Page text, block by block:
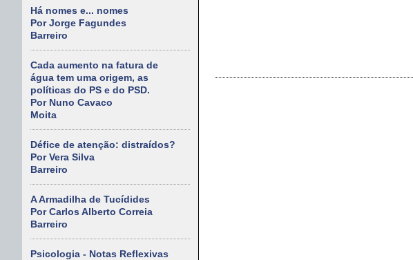
Há nomes e... nomes
Por Jorge Fagundes
Barreiro
Cada aumento na fatura de
água tem uma origem, as
políticas do PS e do PSD.
Por Nuno Cavaco
Moita
Défice de atenção: distraídos?
Por Vera Silva
Barreiro
A Armadilha de Tucídides
Por Carlos Alberto Correia
Barreiro
Psicologia - Notas Reflexivas